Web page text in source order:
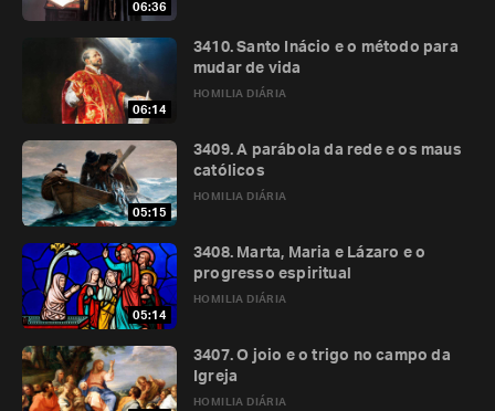
06:36
06:14
HOMILIA DIÁRIA
3410. Santo Inácio e o método para
mudar de vida
05:15
HOMILIA DIÁRIA
3409. A parábola da rede e os maus
católicos
05:14
HOMILIA DIÁRIA
3408. Marta, Maria e Lázaro e o
progresso espiritual
HOMILIA DIÁRIA
3407. O joio e o trigo no campo da
Igreja